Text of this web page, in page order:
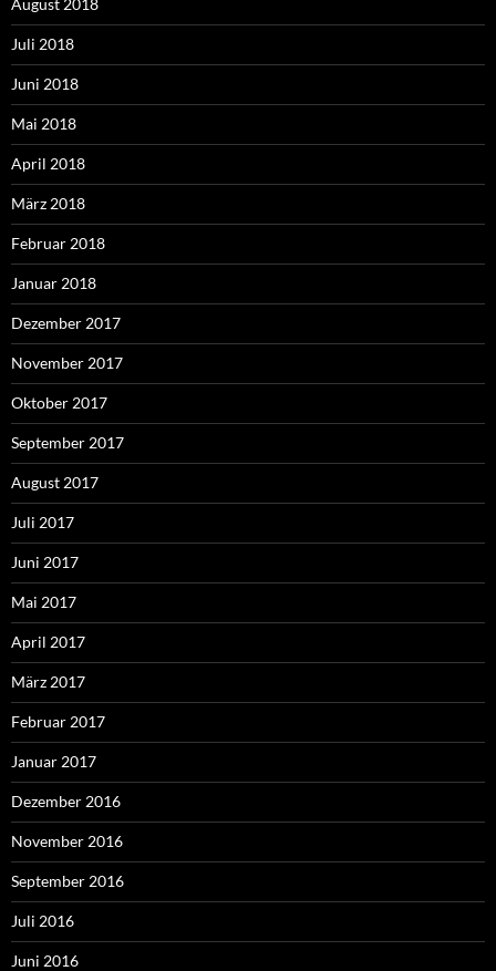
Juli 2018
Juni 2018
Mai 2018
April 2018
März 2018
Februar 2018
Januar 2018
Dezember 2017
November 2017
Oktober 2017
September 2017
August 2017
Juli 2017
Juni 2017
Mai 2017
April 2017
März 2017
Februar 2017
Januar 2017
Dezember 2016
November 2016
September 2016
Juli 2016
Juni 2016